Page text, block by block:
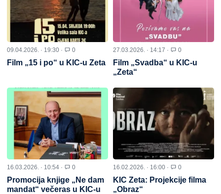
09.04.2026. · 19:30 · 0
Film „15 i po“ u KIC-u Zeta
27.03.2026. · 14:17 · 0
Film „Svadba“ u KIC-u
„Zeta“
16.03.2026. · 10:54 · 0
Promocija knjige „Ne dam
mandat“ večeras u KIC-u
16.02.2026. · 16:00 · 0
KIC Zeta: Projekcije filma
„Obraz“